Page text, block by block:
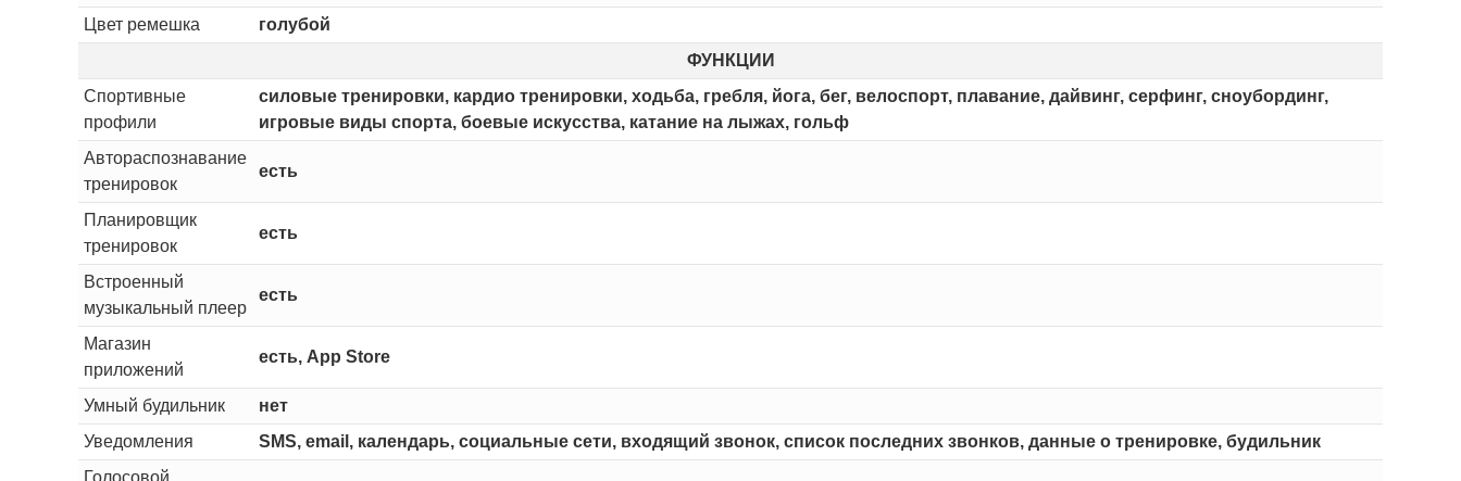
Цвет ремешка
голубой
ФУНКЦИИ
Спортивные
профили
силовые тренировки, кардио тренировки, ходьба, гребля, йога, бег, велоспорт, плавание, дайвинг, серфинг, сноубординг,
игровые виды спорта, боевые искусства, катание на лыжах, гольф
Автораспознавание
тренировок
есть
Планировщик
тренировок
есть
Встроенный
музыкальный плеер
есть
Магазин
приложений
есть, App Store
Умный будильник
нет
Уведомления
SMS, email, календарь, социальные сети, входящий звонок, список последних звонков, данные о тренировке, будильник